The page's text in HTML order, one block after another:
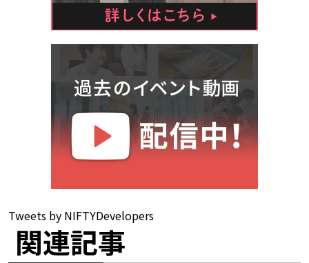
Tweets by NIFTYDevelopers
関連記事